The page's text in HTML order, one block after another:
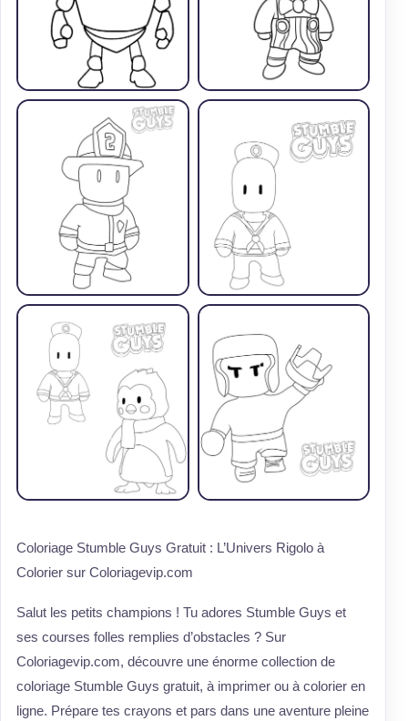
Coloriage Stumble Guys Gratuit : L’Univers Rigolo à
Colorier sur Coloriagevip.com
Salut les petits champions ! Tu adores Stumble Guys et
ses courses folles remplies d’obstacles ? Sur
Coloriagevip.com, découvre une énorme collection de
coloriage Stumble Guys gratuit, à imprimer ou à colorier en
ligne. Prépare tes crayons et pars dans une aventure pleine